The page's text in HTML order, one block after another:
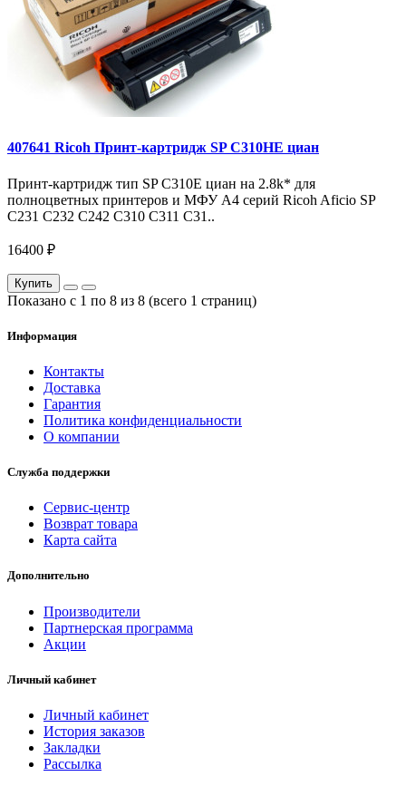
407641 Ricoh Принт-картридж SP C310HE циан
Принт-картридж тип SP C310E циан на 2.8k* для
полноцветных принтеров и МФУ A4 серий Ricoh Aficio SP
C231 C232 C242 C310 C311 C31..
16400 ₽
Купить
Показано с 1 по 8 из 8 (всего 1 страниц)
Информация
Контакты
Доставка
Гарантия
Политика конфиденциальности
О компании
Служба поддержки
Сервис-центр
Возврат товара
Карта сайта
Дополнительно
Производители
Партнерская программа
Акции
Личный кабинет
Личный кабинет
История заказов
Закладки
Рассылка